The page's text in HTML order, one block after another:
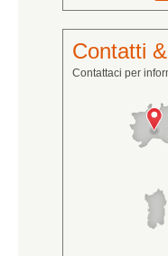
Contatti
Contattaci per